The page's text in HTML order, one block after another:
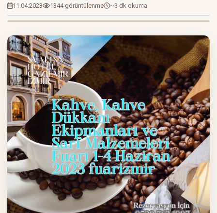
11.04.2023 1344 görüntülenme ~3 dk okuma